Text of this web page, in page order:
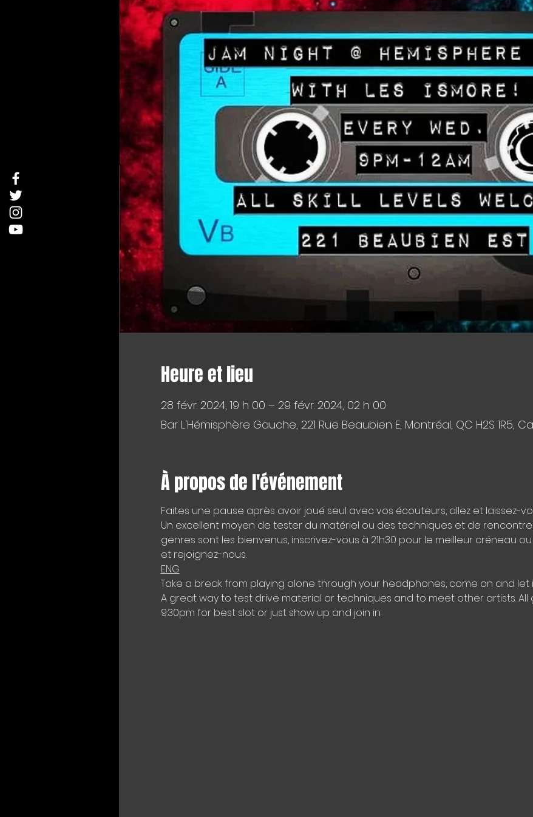
Heure et lieu
28 févr. 2024, 19 h 00 – 29 févr. 2024, 02 h 00
Bar L'Hémisphère Gauche, 221 Rue Beaubien E, Montréal, QC H2S 1R5,
À propos de l'événement
Faites une pause après avoir joué seul avec vos écouteurs, allez et laissez-
Un excellent moyen de tester du matériel ou des techniques et de
genres sont les bienvenus, inscrivez-vous à 21h30 pour le meilleur créneau
et rejoignez-nous.
ENG
Take a break from playing alone through your headphones, come on and let
A great way to test drive material or techniques and to meet other artists.
9:30pm for best slot or just show up and join in.